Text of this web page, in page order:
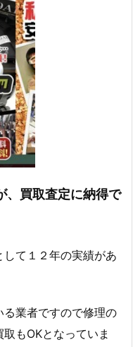
、買取査定に納得で
て１２年の実績があ
業者ですので修理の
もOKとなっていま